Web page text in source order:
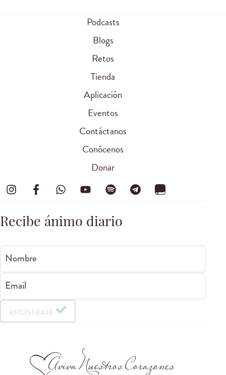
Podcasts
Blogs
Retos
Tienda
Aplicación
Eventos
Contáctanos
Conócenos
Donar
Recibe ánimo diario
Nombre
Email
REGÍSTRATE